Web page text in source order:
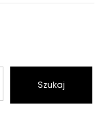
Szukaj